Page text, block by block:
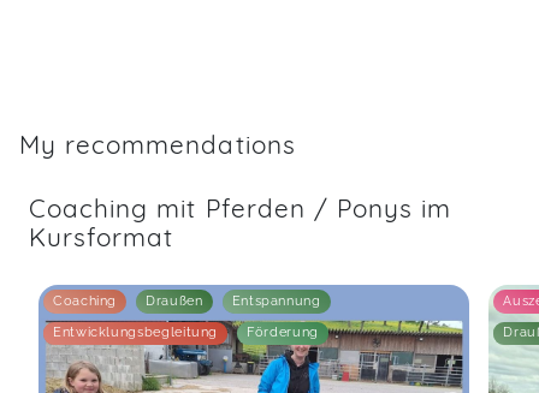
My recommendations
Coaching mit Pferden / Ponys im
Kursformat
Coaching Draußen Entspannung
Entwicklungsbegleitung Förderung